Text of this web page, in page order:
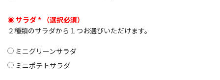
サラダ*
２種類のサラダから１つお選びいただけます。
ミニグリーンサラダ
ミニポテトサラダ